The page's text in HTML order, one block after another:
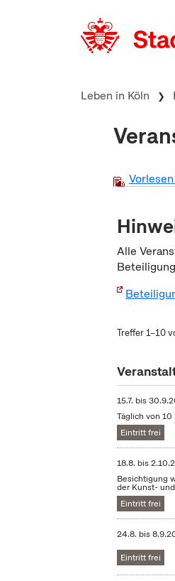
Leben in Köln
Alle
Treffer 1–10
15.7. bis
Täglich von 10
Eintritt frei
18.8. bis
Besichtigung
der Kunst-
Eintritt frei
24.8. bis
Eintritt frei